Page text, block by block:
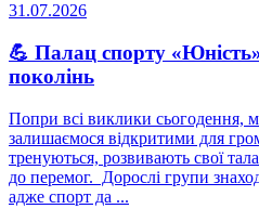
31.07.2026
💪 Палац спорту
поколінь
Попри всі виклики сьогодення,
залишаємося відкритими для
тренуються, розвивають свої
до перемог. Дорослі групи
адже спорт да ...